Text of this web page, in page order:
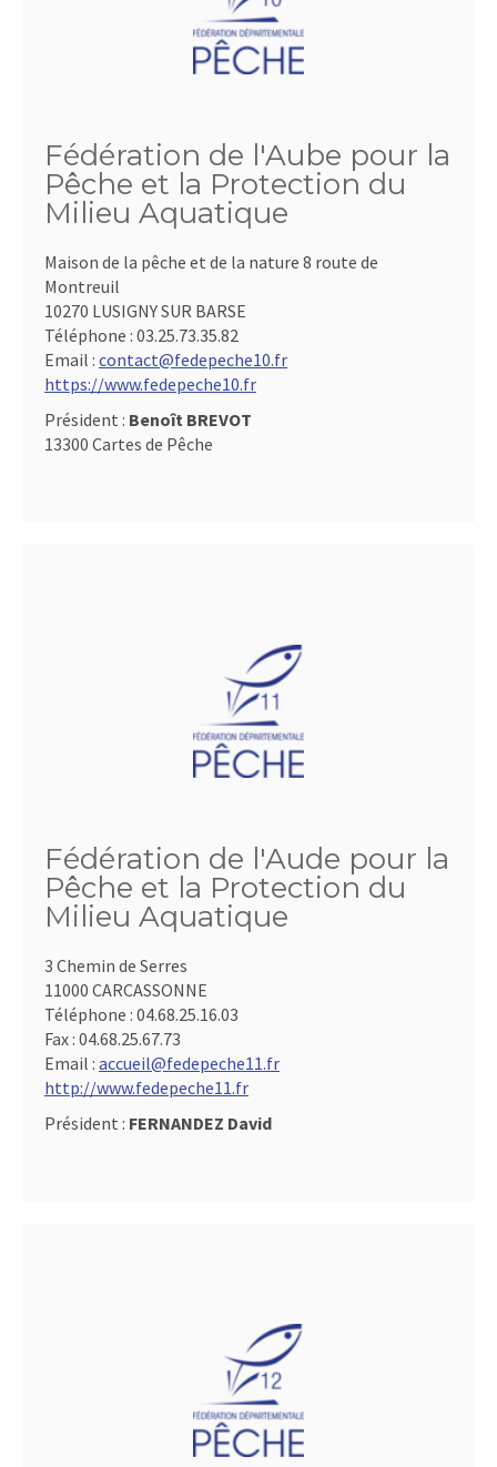
Fédération de l'Aube pour la
Pêche et la Protection du
Milieu Aquatique
Maison de la pêche et de la nature 8 route de
Montreuil
10270 LUSIGNY SUR BARSE
Téléphone : 03.25.73.35.82
Email : contact@fedepeche10.fr
https://www.fedepeche10.fr
Président : Benoît BREVOT
13300 Cartes de Pêche
Fédération de l'Aude pour la
Pêche et la Protection du
Milieu Aquatique
3 Chemin de Serres
11000 CARCASSONNE
Téléphone : 04.68.25.16.03
Fax : 04.68.25.67.73
Email : accueil@fedepeche11.fr
http://www.fedepeche11.fr
Président : FERNANDEZ David